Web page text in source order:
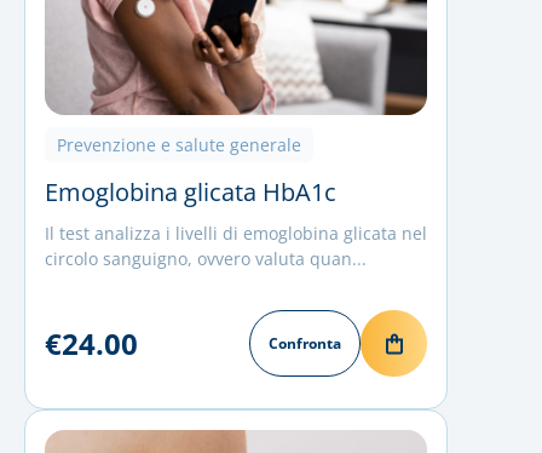
Prevenzione e salute generale
Emoglobina glicata HbA1c
Il test analizza i livelli di emoglobina glicata nel
circolo sanguigno, ovvero valuta quan...
€24.00 Confronta